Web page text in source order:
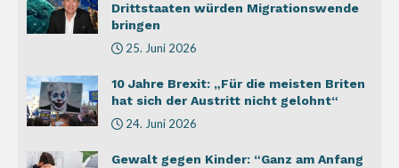
Drittstaaten würden Migrationswende
bringen
25. Juni 2026
10 Jahre Brexit: „Für die meisten Briten
hat sich der Austritt nicht gelohnt“
24. Juni 2026
Gewalt gegen Kinder: “Ganz am Anfang